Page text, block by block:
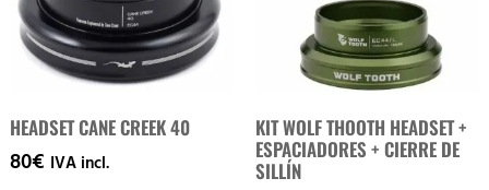
HEADSET CANE CREEK 40
80€ IVA incl.
KIT WOLF THOOTH HEADSET +
ESPACIADORES + CIERRE DE
SILLÍN